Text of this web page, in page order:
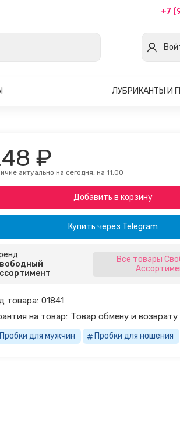
+7
ЛУБРИКАНТЫ И
₽
актуально на сегодня, на 11:00
Добавить в корзину
Купить через Telegram
Все товары
товара: 01841
на товар: Товар обмену и
Пробки для мужчин Пробки для ношения